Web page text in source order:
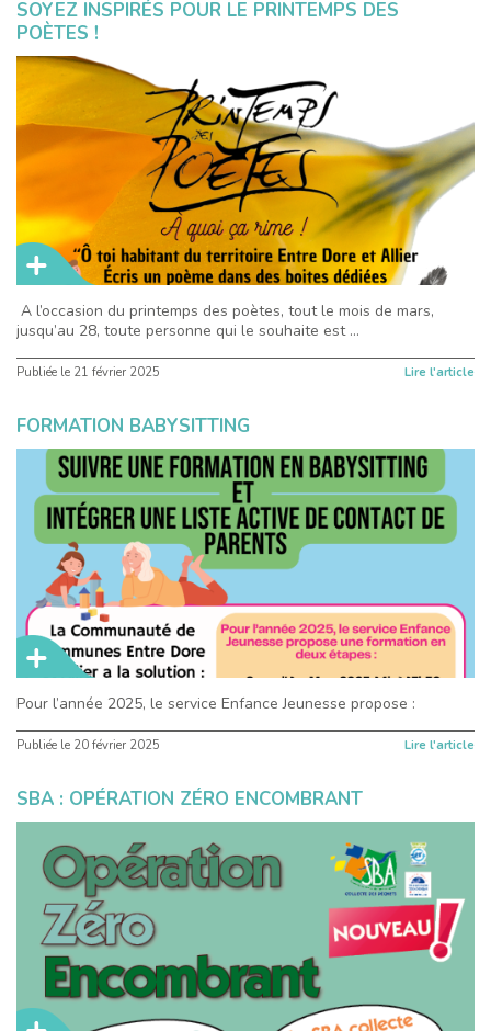
SOYEZ INSPIRÉS POUR LE PRINTEMPS DES
POÈTES !
A l’occasion du printemps des poètes, tout le mois de mars,
jusqu’au 28, toute personne qui le souhaite est ...
Publiée le 21 février 2025 Lire l'article
FORMATION BABYSITTING
Pour l’année 2025, le service Enfance Jeunesse propose :
Publiée le 20 février 2025 Lire l'article
SBA : OPÉRATION ZÉRO ENCOMBRANT